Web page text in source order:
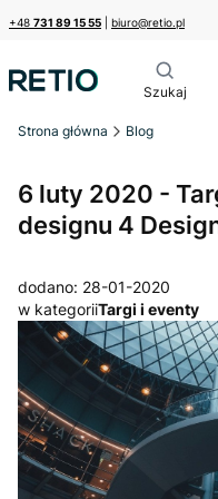
+48 731 89 15 55 biuro@retio.pl
Strona główna Blog
6 luty 2020 -
designu 4
dodano: 28-01-2020
w kategoriiTargi i eventy